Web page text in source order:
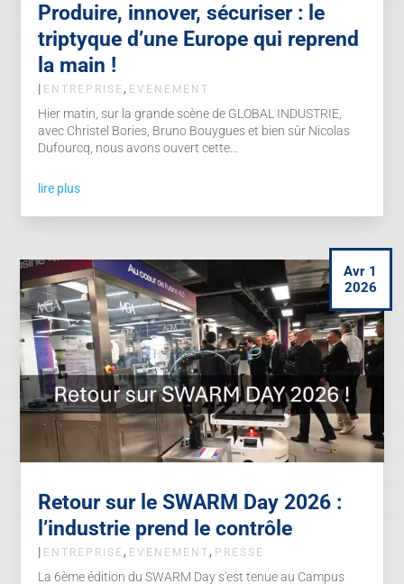
Produire, innover, sécuriser : le
triptyque d’une Europe qui reprend
la main !
| ENTREPRISE, EVENEMENT
Hier matin, sur la grande scène de GLOBAL INDUSTRIE,
avec Christel Bories, Bruno Bouygues et bien sûr Nicolas
Dufourcq, nous avons ouvert cette...
lire plus
Retour sur le SWARM Day 2026 :
l’industrie prend le contrôle
Avr 1
2026
| ENTREPRISE , EVENEMENT , PRESSE
La 6ème édition du SWARM Day s'est tenue au Campus